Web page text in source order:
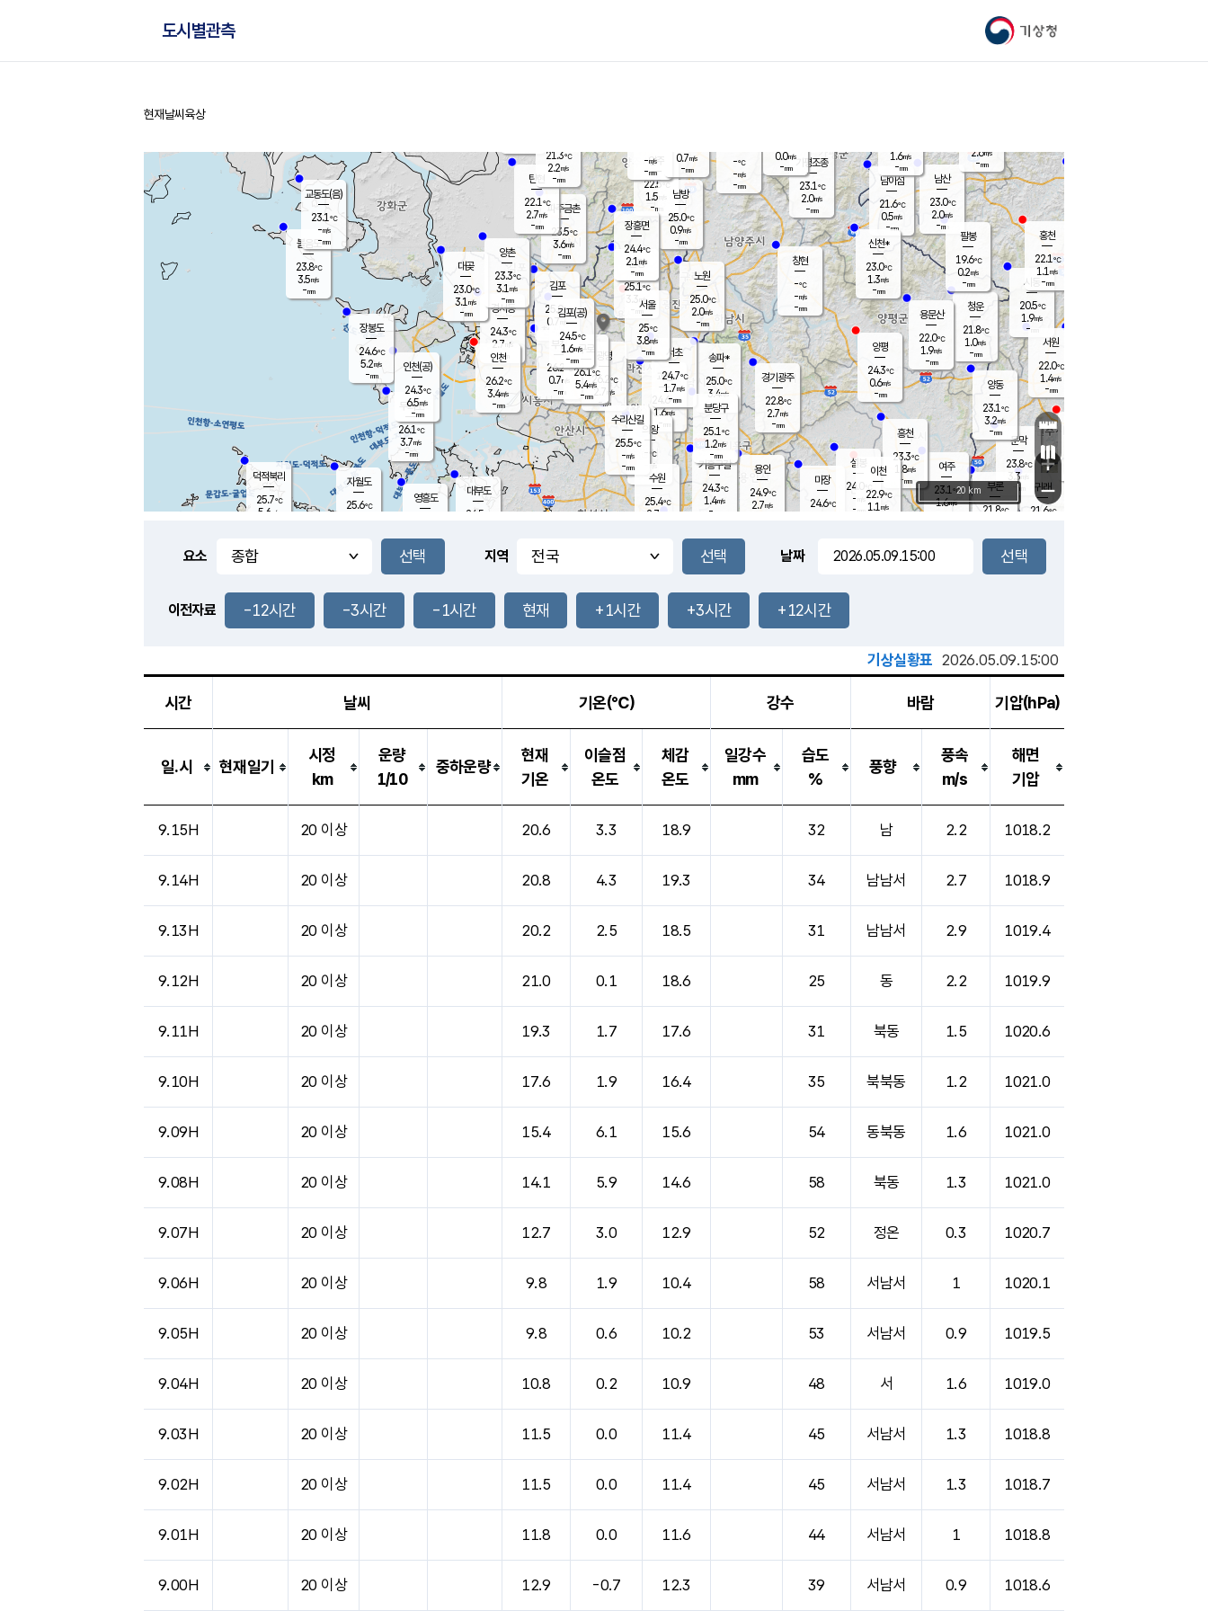
기상청
도시별관측
홈
현재날씨 육상
풍도
2.7m/s
문막
23.8℃
3.3m/s
mm
남이섬
21.6℃
0.5m/s
-mm
무의도
26.1℃
3.7m/s
-mm
영흥도
볼음도
23.8℃
3.5m/s
-mm
자월도
25.6℃
양주
22.5℃
1.5
-mm
부론
21.8℃
과천
24.6℃
1.6m/s
- mm
남산
23.0℃
2.0m/s
-mm
장봉도
24.6℃
5.2m/s
-mm
-mm
청운
21.8℃
1.0m/s
-mm
팔봉
19.6℃
0.2m/s
-mm
-mm
용인
24.9℃
2.7m/s
여주
23.1℃
1.6m/s
양동
23.1℃
3.2m/s
-mm
경기광주
22.8℃
2.7m/s
-mm
장호원
1.6m/s
-mm
24.4
℃
대부도
24.5
-
경서동
24.3℃
2.7 m/s
-mm
파주금촌
23.5℃
3.6m/s
-mm
가평조종
23.1℃
2.0m/s
-mm
-℃
-m/s
-mm
대곶
23.0℃
3.1 m/s
-mm
신천*
23.0℃
1.3m/s
-mm
창현
-℃
-m/s
-mm
탄현
22.1℃
2.7m/s
-mm
0.0m/s
-mm
24.9℃
0.0m/s
-mm
흥천
23.3℃
1.8m/s
-mm
마장
24.6℃
의왕
- ℃
m/s
mm
김포
25.0℃
0.7 m/s
mm
설봉
24.0
-m/s
- mm
광명
26.2 ℃
2.7 m/s
-mm
부천
26.2℃
0.7m/s
-mm
-mm
양촌
23.3℃
3.1 m/s
-mm
구로
26.1℃
5.4m/s
-mm
은평
25.1℃
3.3 m/s
- mm
노원
25.0℃
2.0m/s
-mm
송파*
25.0℃
3.4m/s
-mm
서초
24.7℃
1.7m/s
-mm
남방
25.0℃
0.9m/s
-mm
기흥구갈
24.3℃
1.4m/s
-
수리산길
25.5℃
-m/s
-mm
분당구
25.1℃
1.2m/s
-mm
장흥면
24.4℃
2.1 m/s
-mm
-m/s
-mm
시동
20.5℃
1.9m/s
- mm
귀래
21.6℃
서원
22.0℃
1.4m/s
-mm
용문산
22.0℃
1.9m/s
-mm
덕적북리
25.7℃
5.6 m/s
인천(공)
24.3℃
6.5m/s
-mm
김포(공)
24.5℃
1.6m/s
-mm
교동도(음)
23.1℃
-m/s
-mm
홍천
22.1℃
1.1 m/s
-mm
이천
22.9℃
1.1 m/s
양평
24.3℃
0.6m/s
-mm
수원
25.4℃
2.7 m/s
인천
26.2℃
3.4m/s
-mm
서울
25℃
3.8m/s
-mm
2.6m/s
-mm
21.3℃
2.2m/s
-mm
0.7m/s
-mm
+
−
20 km
요소 지역 날짜
이전자료 -12시간 -3시간 -1시간 현재 +1시간 +3시간 +12시간
기상실황표 2026.05.09.15:00
시간 날씨 기온(℃) 강수 바람 기압(hPa)
일.시 현재일기
시정
km
운량
1/10
중하운량
현재
기온
이슬점
온도
체감
온도
일강수
mm
습도
%
풍향
풍속
m/s
해면
기압
9.15H 20 이상 20.6 3.3 18.9 32 남 2.2 1018.2
9.14H 20 이상 20.8 4.3 19.3 34 남남서 2.7 1018.9
9.13H 20 이상 20.2 2.5 18.5 31 남남서 2.9 1019.4
9.12H 20 이상 21.0 0.1 18.6 25 동 2.2 1019.9
9.11H 20 이상 19.3 1.7 17.6 31 북동 1.5 1020.6
9.10H 20 이상 17.6 1.9 16.4 35 북북동 1.2 1021.0
9.09H 20 이상 15.4 6.1 15.6 54 동북동 1.6 1021.0
9.08H 20 이상 14.1 5.9 14.6 58 북동 1.3 1021.0
9.07H 20 이상 12.7 3.0 12.9 52 정온 0.3 1020.7
9.06H 20 이상 9.8 1.9 10.4 58 서남서 1 1020.1
9.05H 20 이상 9.8 0.6 10.2 53 서남서 0.9 1019.5
9.04H 20 이상 10.8 0.2 10.9 48 서 1.6 1019.0
9.03H 20 이상 11.5 0.0 11.4 45 서남서 1.3 1018.8
9.02H 20 이상 11.5 0.0 11.4 45 서남서 1.3 1018.7
9.01H 20 이상 11.8 0.0 11.6 44 서남서 1 1018.8
9.00H 20 이상 12.9 -0.7 12.3 39 서남서 0.9 1018.6